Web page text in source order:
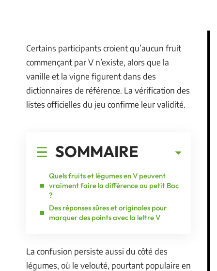
Certains participants croient qu’aucun fruit
commençant par V n’existe, alors que la
vanille et la vigne figurent dans des
dictionnaires de référence. La vérification des
listes officielles du jeu confirme leur validité.
SOMMAIRE
Quels fruits et légumes en V peuvent
vraiment faire la différence au petit Bac
?
Des réponses sûres et originales pour
marquer des points avec la lettre V
La confusion persiste aussi du côté des
légumes, où le velouté, pourtant populaire en